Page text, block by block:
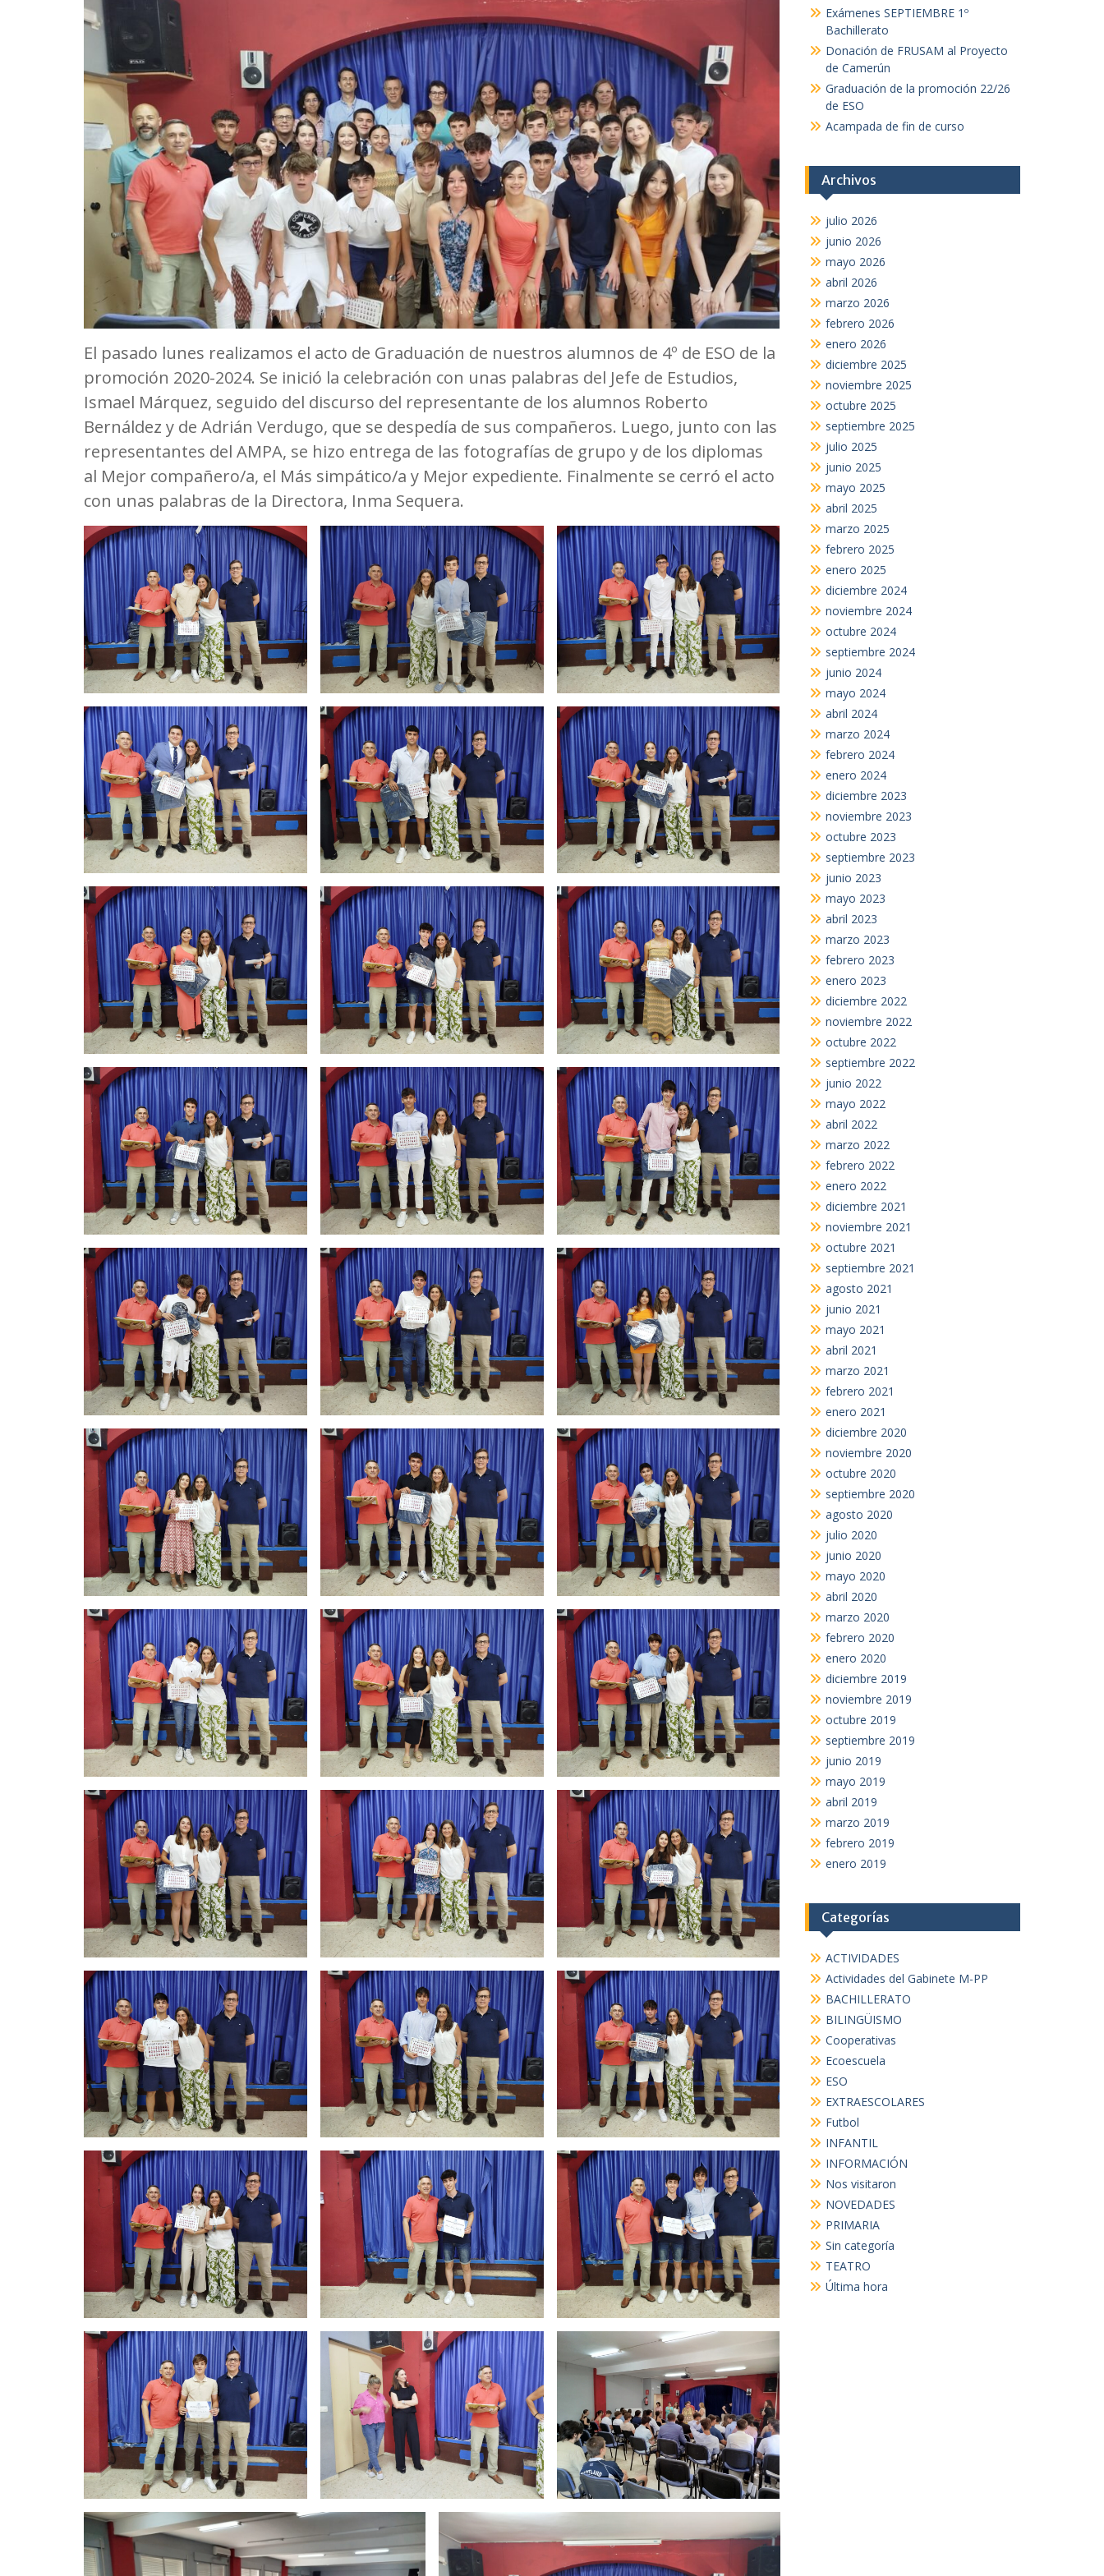
El pasado lunes realizamos el acto de Graduación de nuestros alumnos de 4º de ESO de la
promoción 2020-2024. Se inició la celebración con unas palabras del Jefe de Estudios,
Ismael Márquez, seguido del discurso del representante de los alumnos Roberto
Bernáldez y de Adrián Verdugo, que se despedía de sus compañeros. Luego, junto con las
representantes del AMPA, se hizo entrega de las fotografías de grupo y de los diplomas
al Mejor compañero/a, el Más simpático/a y Mejor expediente. Finalmente se cerró el acto
con unas palabras de la Directora, Inma Sequera.
Exámenes SEPTIEMBRE 1º
Bachillerato
Donación de FRUSAM al Proyecto
de Camerún
Graduación de la promoción 22/26
de ESO
Acampada de fin de curso
Archivos
julio 2026
junio 2026
mayo 2026
abril 2026
marzo 2026
febrero 2026
enero 2026
diciembre 2025
noviembre 2025
octubre 2025
septiembre 2025
julio 2025
junio 2025
mayo 2025
abril 2025
marzo 2025
febrero 2025
enero 2025
diciembre 2024
noviembre 2024
octubre 2024
septiembre 2024
junio 2024
mayo 2024
abril 2024
marzo 2024
febrero 2024
enero 2024
diciembre 2023
noviembre 2023
octubre 2023
septiembre 2023
junio 2023
mayo 2023
abril 2023
marzo 2023
febrero 2023
enero 2023
diciembre 2022
noviembre 2022
octubre 2022
septiembre 2022
junio 2022
mayo 2022
abril 2022
marzo 2022
febrero 2022
enero 2022
diciembre 2021
noviembre 2021
octubre 2021
septiembre 2021
agosto 2021
junio 2021
mayo 2021
abril 2021
marzo 2021
febrero 2021
enero 2021
diciembre 2020
noviembre 2020
octubre 2020
septiembre 2020
agosto 2020
julio 2020
junio 2020
mayo 2020
abril 2020
marzo 2020
febrero 2020
enero 2020
diciembre 2019
noviembre 2019
octubre 2019
septiembre 2019
junio 2019
mayo 2019
abril 2019
marzo 2019
febrero 2019
enero 2019
Categorías
ACTIVIDADES
Actividades del Gabinete M-PP
BACHILLERATO
BILINGÜISMO
Cooperativas
Ecoescuela
ESO
EXTRAESCOLARES
Futbol
INFANTIL
INFORMACIÓN
Nos visitaron
NOVEDADES
PRIMARIA
Sin categoría
TEATRO
Última hora